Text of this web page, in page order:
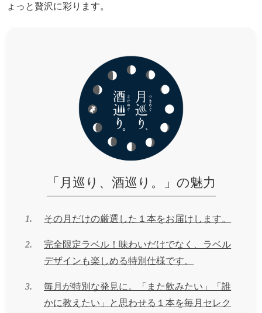
ょっと贅沢に彩ります。
「月巡り、酒巡り。」の魅力
1. その月だけの厳選した１本をお届けします。
2.
完全限定ラベル！味わいだけでなく、ラベル
デザインも楽しめる特別仕様です。
3.
毎月が特別な発見に。「また飲みたい」「誰
かに教えたい」と思わせる１本を毎月セレク